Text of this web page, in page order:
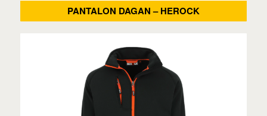
PANTALON DAGAN – HEROCK